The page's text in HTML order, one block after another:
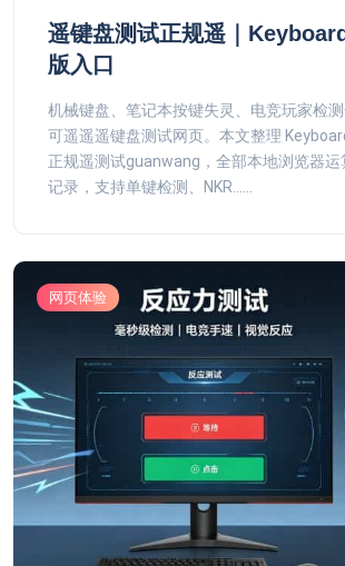
遥键盘测试正规遥｜
版入口
机械键盘、笔记本按键失灵、电竞玩家检
可遥遥遥键盘测试网页。本文整理
正规遥测试guanwang，全部本地浏览器
记录，支持单键检测、NKR......
网页体验